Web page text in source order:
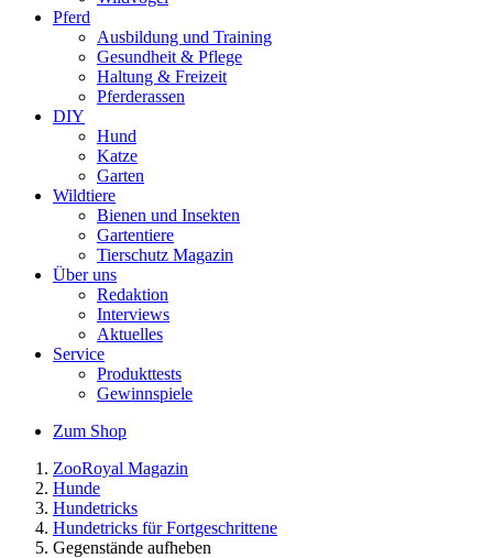
Pferd
Ausbildung und Training
Gesundheit & Pflege
Haltung & Freizeit
Pferderassen
DIY
Hund
Katze
Garten
Wildtiere
Bienen und Insekten
Gartentiere
Tierschutz Magazin
Über uns
Redaktion
Interviews
Aktuelles
Service
Produkttests
Gewinnspiele
Zum Shop
ZooRoyal Magazin
Hunde
Hundetricks
Hundetricks für Fortgeschrittene
Gegenstände aufheben